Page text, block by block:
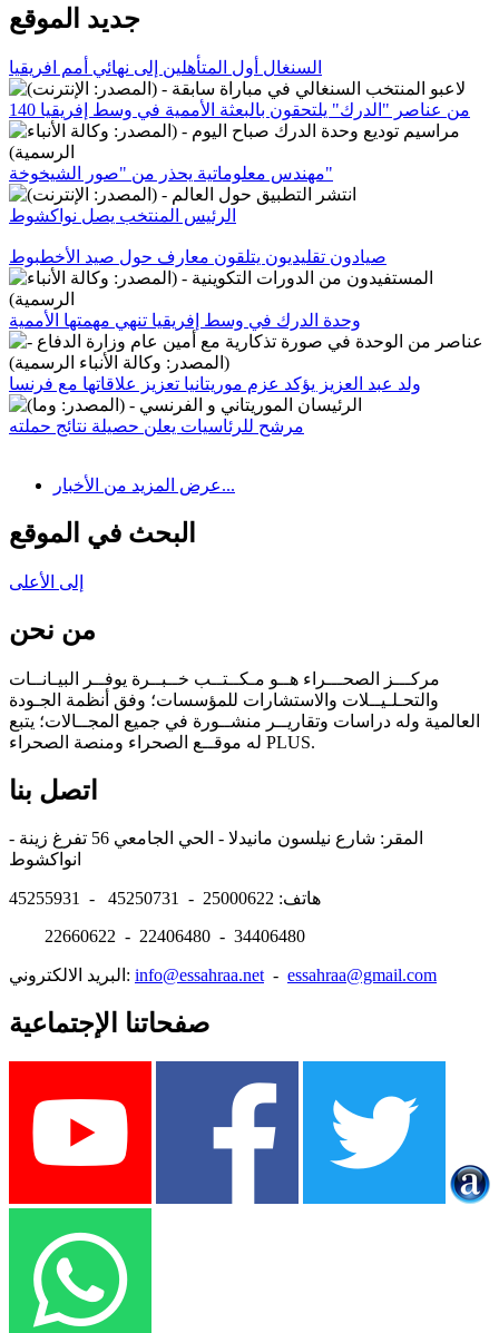
جديد الموقع
السنغال أول المتأهلين إلى نهائي أمم افريقيا
140 من عناصر "الدرك" يلتحقون بالبعثة الأممية في وسط إفريقيا
مهندس معلوماتية يحذر من "صور الشيخوخة"
الرئيس المنتخب يصل نواكشوط
صيادون تقليديون يتلقون معارف حول صيد الأخطبوط
وحدة الدرك في وسط إفريقيا تنهي مهمتها الأممية
ولد عبد العزيز يؤكد عزم موريتانيا تعزيز علاقاتها مع فرنسا
مرشح للرئاسيات يعلن حصيلة نتائج حملته
عرض المزيد من الأخبار...
البحث في الموقع
إلى الأعلى
من نحن
مركـــز الصحـــراء هــو مـكــتــب خــبــرة يوفــر البيـانــات
والتحـلـيــلات والاستشارات للمؤسسات؛ وفق أنظمة الجـودة
العالمية وله دراسات وتقاريــر منشــورة في جميع المجــالات؛ يتبع
له موقــع الصحراء ومنصة الصحراء PLUS.
اتصل بنا
المقر: شارع نيلسون مانيدلا - الحي الجامعي 56 تفرغ زينة -
هاتف: 25000622 - 45250731 - 45255931
22660622 - 22406480 - 34406480
البريد الالكتروني: info@essahraa.net- essahraa@gmail.com
صفحاتنا الإجتماعية